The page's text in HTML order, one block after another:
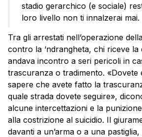
stadio gerarchico (e sociale)
loro livello non ti innalzerai mai.
Tra gli arrestati nell’operazione
contro la ‘ndrangheta, chi riceve la
andava incontro a seri pericoli in
trascuranza o tradimento. «Dovete
sapere che avete fatto la
quale strada dovete seguire»,
alcune intercettazioni e la
alla costrizione al suicidio. Il
davanti a un’arma o a una